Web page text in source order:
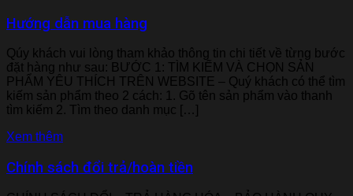
Hướng dẫn mua hàng
Qúy khách vui lòng tham khảo thông tin chi tiết về từng bước
đặt hàng như sau: BƯỚC 1: TÌM KIẾM VÀ CHỌN SẢN
PHẨM YÊU THÍCH TRÊN WEBSITE – Quý khách có thể tìm
kiếm sản phẩm theo 2 cách: 1. Gõ tên sản phẩm vào thanh
tìm kiếm 2. Tìm theo danh mục […]
Xem thêm
Chính sách đổi trả/hoàn tiền